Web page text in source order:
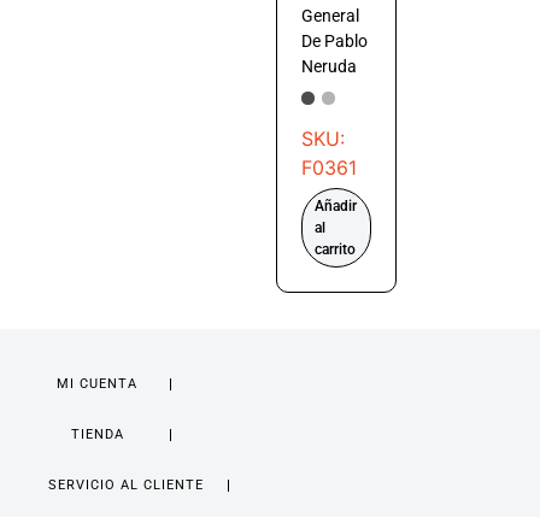
General
De Pablo
Neruda
SKU:
F0361
Añadir
al
carrito
MI CUENTA
TIENDA
SERVICIO AL CLIENTE